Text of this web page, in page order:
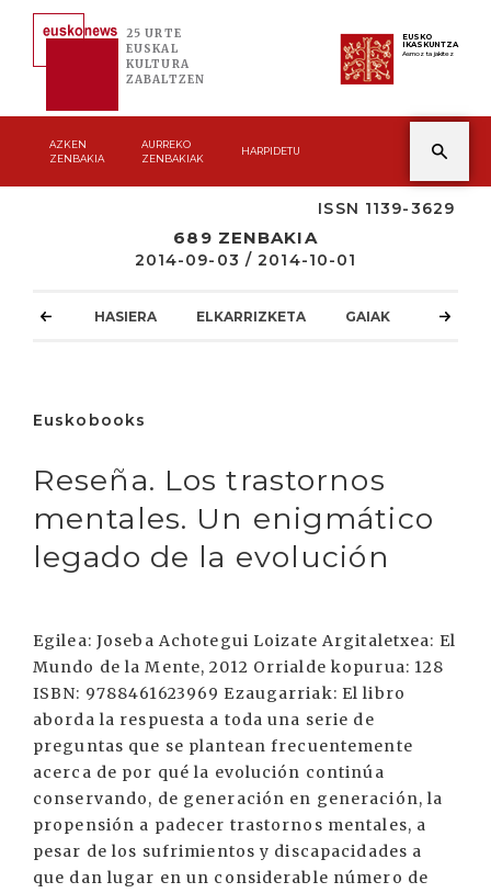
25 URTE
EUSKAL
KULTURA
ZABALTZEN
EUSKO
IKASKUNTZA
Asmoz ta jakitez
AZKEN
ZENBAKIA
AURREKO
ZENBAKIAK
HARPIDETU
ISSN 1139-3629
689 ZENBAKIA
2014-09-03 / 2014-10-01
HASIERA ELKARRIZKETA GAIAK
Euskobooks
Reseña. Los trastornos
mentales. Un enigmático
legado de la evolución
Egilea: Joseba Achotegui Loizate Argitaletxea: El
Mundo de la Mente, 2012 Orrialde kopurua: 128
ISBN: 9788461623969 Ezaugarriak: El libro
aborda la respuesta a toda una serie de
preguntas que se plantean frecuentemente
acerca de por qué la evolución continúa
conservando, de generación en generación, la
propensión a padecer trastornos mentales, a
pesar de los sufrimientos y discapacidades a
que dan lugar en un considerable número de